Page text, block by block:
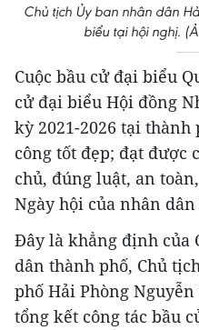
Chủ tịch Ủy ban nhân dân
biểu tại hội nghị.
Cuộc bầu cử đại biểu
cử đại biểu Hội đồng
kỳ 2021-2026 tại
công tốt đẹp; đạt được
chủ, đúng luật, an
Ngày hội của nhân
Đây là khẳng định của
dân thành phố, Chủ
phố Hải Phòng
tổng kết công tác bầu